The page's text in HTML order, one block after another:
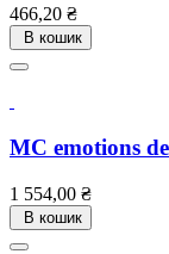
466,20 ₴Ціна
В кошик
MC emotions
1 554,00 ₴Ціна
В кошик